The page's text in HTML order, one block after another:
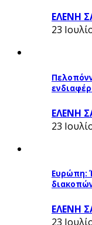
ΕΛΕΝΗ
23
ΕΛΕΝΗ
23
Ευρώπη:
ΕΛΕΝΗ
23